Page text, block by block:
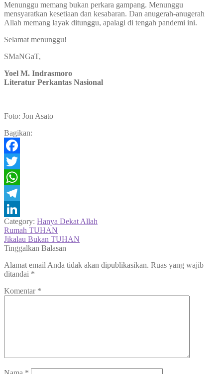
Menunggu memang bukan perkara gampang. Menunggu
mensyaratkan kesetiaan dan kesabaran. Dan anugerah-anugerah
Allah memang layak ditunggu, apalagi di tengah pandemi ini.
Selamat menunggu!
SMaNGaT,
Yoel M. Indrasmoro
Literatur Perkantas Nasional
Foto: Jon Asato
Bagikan:
Facebook
Twitter
WhatsApp
Telegram
LinkedIn
Category: Hanya Dekat Allah
Navigasi
pos
Previous
post:
Rumah TUHAN
Next
post:
Jikalau Bukan TUHAN
Tinggalkan Balasan
Alamat email Anda tidak akan dipublikasikan. Ruas yang wajib
ditandai *
Komentar *